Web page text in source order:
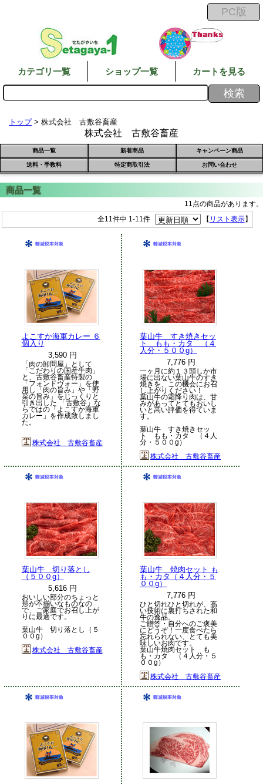
カテゴリ一覧 ショップ一覧 カートを見る
トップ> 株式会社 古敷谷畜産
株式会社 古敷谷畜産
商品一覧 新着商品 キャンペーン商品
送料・手数料 特定商取引法 お問い合わせ
11点の商品があります。
全11件中 1-11件 【 リスト表示】
よこすか海軍カレー ６
個入り
3,590 円
「肉の卸問屋」として
「こだわりの国産牛肉」
と、古敷谷畜産特製の
「フォンドヴォー」を使
用し「肉の旨み」や「野
菜の旨み」をじっくりと
引き出した 「古敷谷」な
らではの「よこすか海軍
カレー」を作成致しまし
た。
株式会社 古敷谷畜産
葉山牛 すき焼きセッ
ト もも・カタ （４
人分・５００g）
7,776 円
一ヶ月に約１３頭しか市
場に出ない葉山牛のすき
焼きを、この機会にお召
し上がりください！
葉山牛の霜降り肉は、甘
みがあってとてもおいし
いと高い評価を得ていま
す。
葉山牛 すき焼きセッ
ト もも・カタ （４人
分・５００g）
株式会社 古敷谷畜産
葉山牛 切り落とし
（５００g）
5,616 円
おいしい部分のちょっと
形が不揃いなものなの
で、ご家庭でお召し上が
りに最適です。
葉山牛 切り落とし（５
００g）
株式会社 古敷谷畜産
葉山牛 焼肉セット も
も・カタ（４人分・５
００g）
7,776 円
ひと切れひと切れが、高
い技術に裏打ちされた和
牛の逸品。
ご贈答・自分へのご褒美
にどうぞ！一度食べたら
忘れられない、とても美
味しいお肉です。
葉山牛焼肉セット も
も・カタ （４人分・５
００g）
株式会社 古敷谷畜産